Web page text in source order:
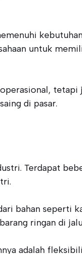
untuk
tetapi
di pasar.
Terdapat
bahan seperti
ringan di
adalah